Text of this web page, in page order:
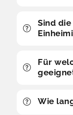
Sind
Für
Wie